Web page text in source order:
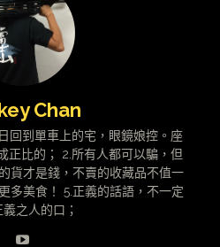
Chan
回到單車上的宅，眼鏡娘控。座
正比的； 2.所有人都可以騙，但
貨才是錢，不賣的收藏品不值一
多美食！ 5.正義的話語，不一定
之人的口；